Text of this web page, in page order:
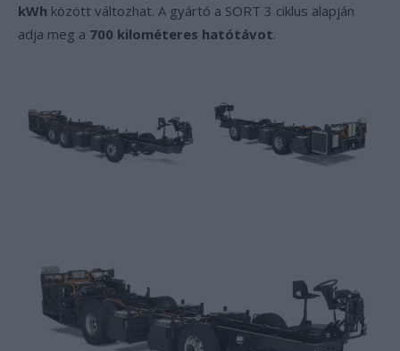
kWh között változhat. A gyártó a SORT 3 ciklus alapján
adja meg a 700 kilométeres hatótávot.